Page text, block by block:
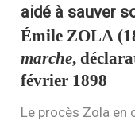
aidé à sauver
Émile ZOLA
marche,
février 1898
Le procès Zola en